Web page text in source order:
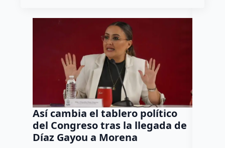
Así cambia el tablero político
del Congreso tras la llegada de
Díaz Gayou a Morena